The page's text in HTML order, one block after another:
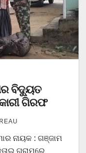
ବିଦ୍ୟୁତ
ଗିରଫ
ନାୟକ : ଗଞ୍ଜାମ
ଗ୍ରାମରେ